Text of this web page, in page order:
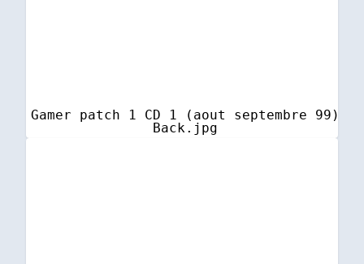
Gamer patch 1 CD 1 (aout septembre 99)
Back.jpg